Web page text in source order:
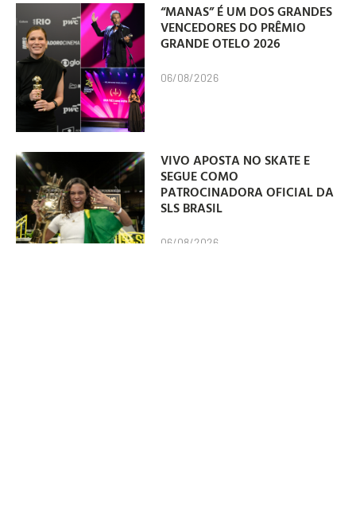
“MANAS” É UM DOS GRANDES
VENCEDORES DO PRÊMIO
GRANDE OTELO 2026
06/08/2026
VIVO APOSTA NO SKATE E
SEGUE COMO
PATROCINADORA OFICIAL DA
SLS BRASIL
06/08/2026